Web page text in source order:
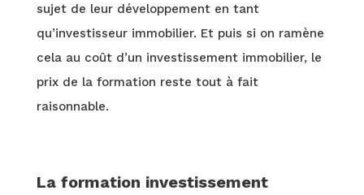
sujet de leur développement en tant
qu’investisseur immobilier. Et puis si on ramène
cela au coût d’un investissement immobilier, le
prix de la formation reste tout à fait
raisonnable.
La formation investissement